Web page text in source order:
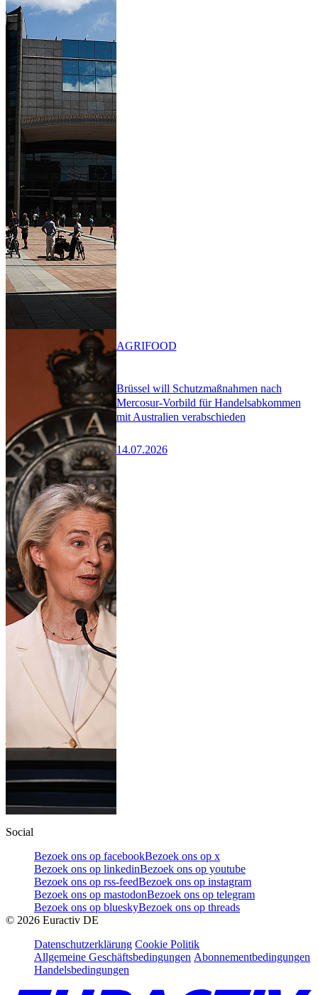
Brüssel will Schutzmaßnahmen nach
Mercosur-Vorbild für Handelsabkommen
mit Australien verabschieden
14.07.2026
AGRIFOOD
Social
Bezoek ons op facebookBezoek ons op x
Bezoek ons op linkedinBezoek ons op youtube
Bezoek ons op rss-feedBezoek ons op instagram
Bezoek ons op mastodonBezoek ons op telegram
Bezoek ons op blueskyBezoek ons op threads
© 2026 Euractiv DE
Datenschutzerklärung Cookie Politik
Allgemeine Geschäftsbedingungen Abonnementbedingungen
Handelsbedingungen